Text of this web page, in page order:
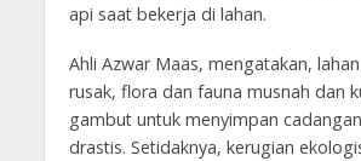
api saat bekerja di lahan.
Ahli Azwar Maas, mengatakan,
rusak, flora dan fauna musnah dan
gambut untuk menyimpan
drastis. Setidaknya, kerugian